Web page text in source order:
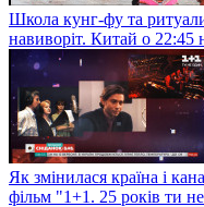
Школа кунг-фу та
навиворіт. Китай о 22:45
Як змінилася країна і
фільм "1+1. 25 років ти